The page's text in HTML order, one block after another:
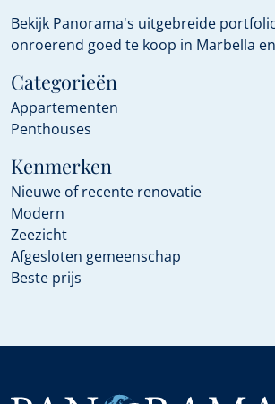
Bekijk Panorama's uitgebreide
onroerend goed te koop in Marbella
Categorieën
Appartementen
Penthouses
Kenmerken
Nieuwe of recente renovatie
Modern
Zeezicht
Afgesloten gemeenschap
Beste prijs